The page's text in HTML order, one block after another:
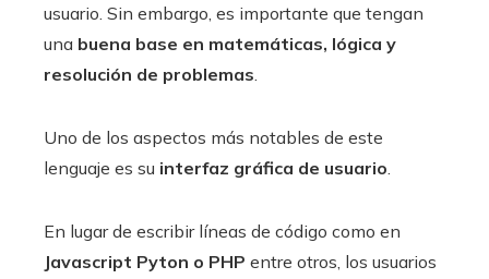
usuario. Sin embargo, es importante que tengan
una buena base en matemáticas, lógica y
resolución de problemas
Uno de los aspectos más notables de este
lenguaje es su interfaz gráfica de usuario
En lugar de escribir líneas de código como en
Javascript Pyton o PHP entre otros, los usuarios